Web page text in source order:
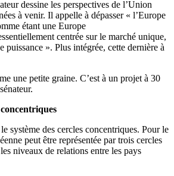
dessine les perspectives de l’Union
à venir. Il appelle à dépasser « l’Europe
étant une Europe
centrée sur le marché unique,
puissance ». Plus intégrée, cette dernière à
une petite graine. C’est à un projet à 30
système des cercles concentriques. Pour le
peut être représentée par trois cercles
niveaux de relations entre les pays